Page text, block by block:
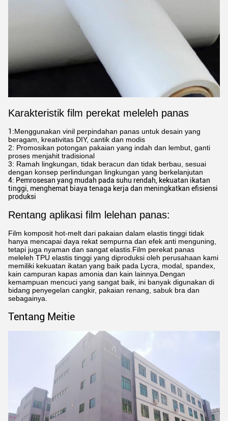
Karakteristik film perekat meleleh panas
1:Menggunakan vinil perpindahan panas untuk desain yang
beragam, kreativitas DIY, cantik dan modis
2: Promosikan potongan pakaian yang indah dan lembut, ganti
proses menjahit tradisional
3: Ramah lingkungan, tidak beracun dan tidak berbau, sesuai
dengan konsep perlindungan lingkungan yang berkelanjutan
4: Pemrosesan yang mudah pada suhu rendah, kekuatan ikatan
tinggi, menghemat biaya tenaga kerja dan meningkatkan efisiensi
produksi
Rentang aplikasi film lelehan panas:
Film komposit hot-melt dari pakaian dalam elastis tinggi tidak
hanya mencapai daya rekat sempurna dan efek anti menguning,
tetapi juga nyaman dan sangat elastis.Film perekat panas
meleleh TPU elastis tinggi yang diproduksi oleh perusahaan kami
memiliki kekuatan ikatan yang baik pada Lycra, modal, spandex,
kain campuran kapas amonia dan kain lainnya.Dengan
kemampuan mencuci yang sangat baik, ini banyak digunakan di
bidang penyegelan cangkir, pakaian renang, sabuk bra dan
sebagainya.
Tentang Meitie